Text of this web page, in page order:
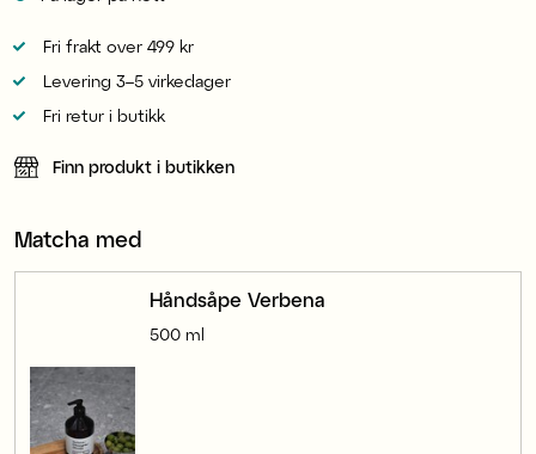
Fri frakt over 499 kr
Levering 3–5 virkedager
Fri retur i butikk
Finn produkt i butikken
Matcha med
Håndsåpe Verbena
500 ml